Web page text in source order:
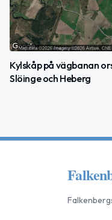
Kylskåp på vägbanan
Slöinge och Heberg